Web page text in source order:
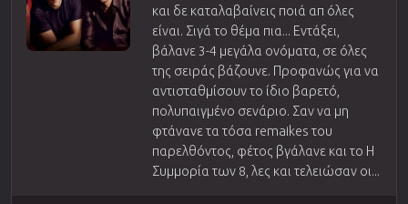
και δε καταλαβαίνεις ποιά απ όλες
είναι. Σιγά το θέμα πια... Εντάξει,
βάλανε 3-4 μεγάλα ονόματα, σε όλες
της σειράς βάζουνε. Προφανώς για να
αντισταθμίσουν το ίδιο βαρετό,
πολυπαιγμένο σενάριο. Σαν να μη
φτάνανε τα τόσα remaikes του
παρελθόντος, φέτος βγάλανε και το Η
Συμμορία των 8, λες και τελειώσαν οι...